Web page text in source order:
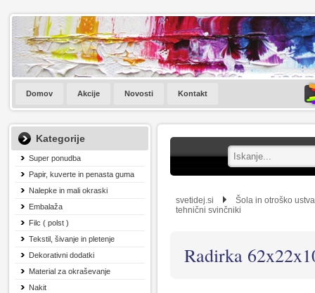
Domov Akcije Novosti Kontakt
Kategorije
Super ponudba
Papir, kuverte in penasta guma
Nalepke in mali okraski
Embalaža
Filc ( polst )
Tekstil, šivanje in pletenje
Dekorativni dodatki
Material za okraševanje
Nakit
svetidej.si
Šola in otroško
tehnični svinčniki
Radirka